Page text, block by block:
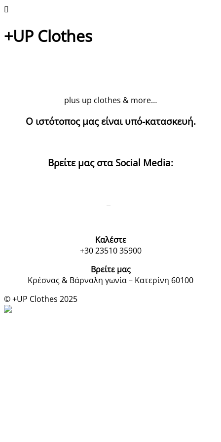
+UP Clothes
plus up clothes & more…
Ο ιστότοπος μας είναι υπό-κατασκευή.
Βρείτε μας στα Social Media:
Καλέστε
+30 23510 35900
Βρείτε μας
Κρέσνας & Βάρναλη γωνία – Κατερίνη 60100
© +UP Clothes 2025